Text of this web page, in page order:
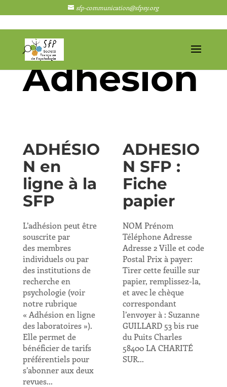
sfp-communication@sfpsy.org
ADHÉSIO
N en
ligne à la
SFP
L’adhésion peut être
souscrite par
des membres
individuels ou par
des institutions de
recherche en
psychologie (voir
notre rubrique
« Adhésion en ligne
des laboratoires »).
Elle permet de
bénéficier de tarifs
préférentiels pour
s’abonner aux deux
revues...
ADHESIO
N SFP :
Fiche
papier
NOM Prénom
Téléphone Adresse
Adresse 2 Ville et code
Postal Prix à payer:
Tirer cette feuille sur
papier, remplissez-la,
et avec le chèque
correspondant
l’envoyer à : Suzanne
GUILLARD 53 bis rue
du Puits Charles
58400 LA CHARITÉ
SUR...